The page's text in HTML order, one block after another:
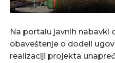
Na portalu javnih nabavki
obaveštenje o dodeli
realizaciji projekta